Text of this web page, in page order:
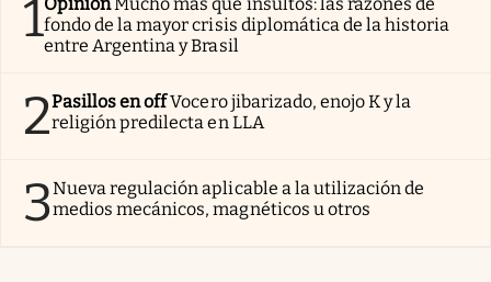
1OpiniónMucho más que insultos: las razones de
fondo de la mayor crisis diplomática de la historia
entre Argentina y Brasil
2Pasillos en offVocero jibarizado, enojo K y la
religión predilecta en LLA
3Nueva regulación aplicable a la utilización de
medios mecánicos, magnéticos u otros